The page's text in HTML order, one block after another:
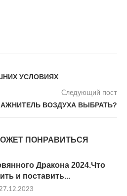
УСЛОВИЯХ
Следующий пост
ВОЗДУХА ВЫБРАТЬ?
ПОНРАВИТЬСЯ
Дракона 2024.Что
и поставить...